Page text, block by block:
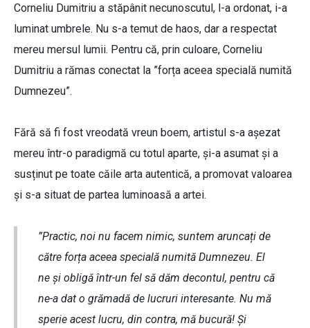
Corneliu Dumitriu a stăpânit necunoscutul, l-a ordonat, i-a
luminat umbrele. Nu s-a temut de haos, dar a respectat
mereu mersul lumii. Pentru că, prin culoare, Corneliu
Dumitriu a rămas conectat la ”forța aceea specială numită
Dumnezeu”.
Fără să fi fost vreodată vreun boem, artistul s-a așezat
mereu într-o paradigmă cu totul aparte, și-a asumat și a
susținut pe toate căile arta autentică, a promovat valoarea
și s-a situat de partea luminoasă a artei.
”Practic, noi nu facem nimic, suntem aruncați de
către forța aceea specială numită Dumnezeu. El
ne și obligă într-un fel să dăm decontul, pentru că
ne-a dat o grămadă de lucruri interesante. Nu mă
sperie acest lucru, din contra, mă bucură! Și